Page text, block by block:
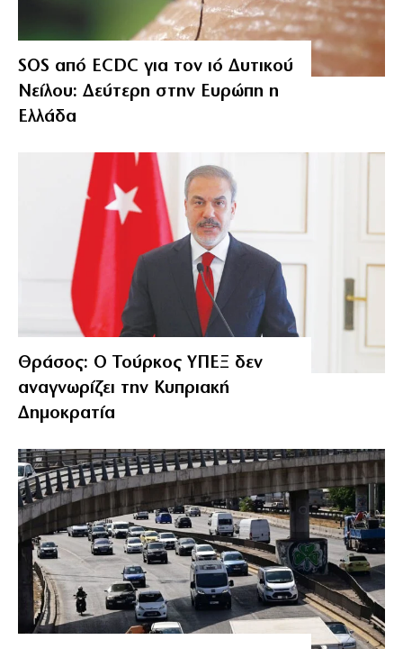
SOS από ECDC για τον ιό Δυτικού
Νείλου: Δεύτερη στην Ευρώπη η
Ελλάδα
Θράσος: Ο Τούρκος ΥΠΕΞ δεν
αναγνωρίζει την Κυπριακή
Δημοκρατία